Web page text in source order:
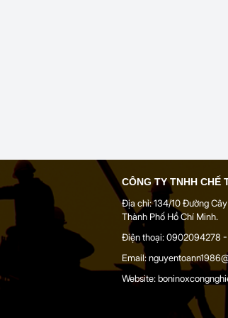
CÔNG TY TNHH CHẾ
Địa chỉ: 134/10 Đường Cây
Thành Phố Hồ Chí Minh.
Điện thoại: 0902094278
Email:
Website: